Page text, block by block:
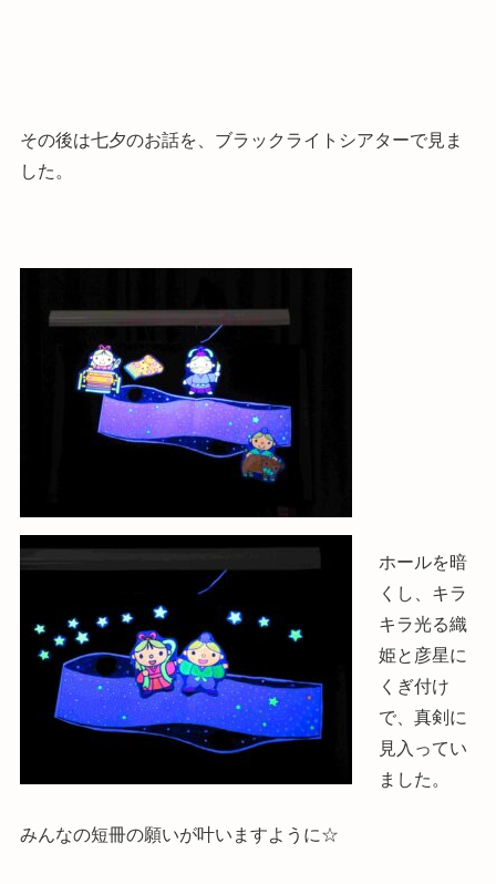
その後は七夕のお話を、ブラックライトシアターで見ま
した。
ホールを暗
くし、キラ
キラ光る織
姫と彦星に
くぎ付け
で、真剣に
見入ってい
ました。
みんなの短冊の願いが叶いますように☆